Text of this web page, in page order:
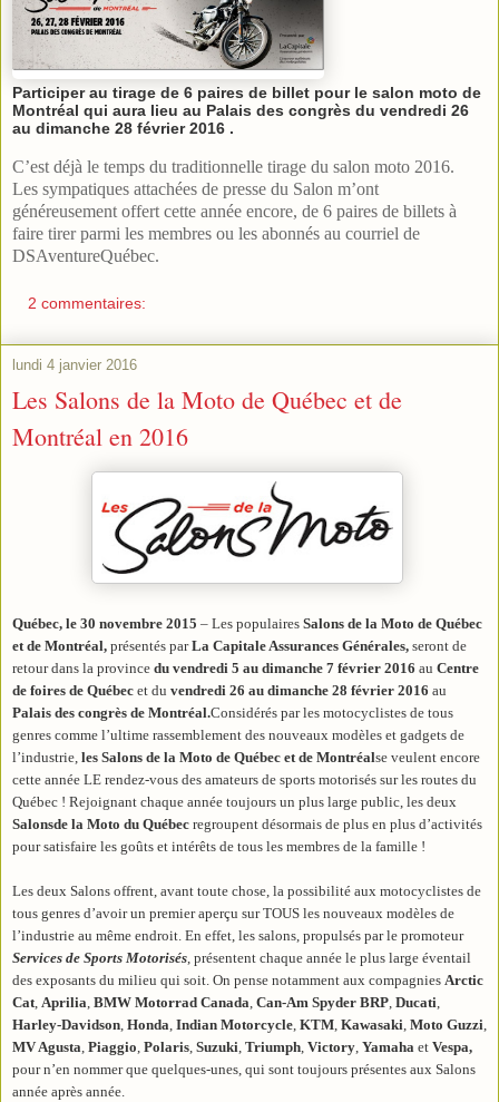
Participer au tirage de 6 paires de billet pour le salon moto de
Montréal qui aura lieu au Palais des congrès du vendredi 26
au dimanche 28 février 2016 .
C’est déjà le temps du traditionnelle tirage du salon moto 2016.
Les sympatiques attachées de presse du Salon m’ont
généreusement offert cette année encore, de 6 paires de billets à
faire tirer parmi les membres ou les abonnés au courriel de
DSAventureQuébec.
2 commentaires:
lundi 4 janvier 2016
Les Salons de la Moto de Québec et de
Montréal en 2016
Québec, le 30 novembre 2015 – Les populaires Salons de la Moto de Québec
et de Montréal, présentés parLa Capitale Assurances Générales, seront de
retour dans la province du vendredi 5 au dimanche 7 février 2016 au Centre
de foires de Québec et du vendredi 26 au dimanche 28 février 2016 au
Palais des congrès de Montréal.Considérés par les motocyclistes de tous
genres comme l’ultime rassemblement des nouveaux modèles et gadgets de
l’industrie, les Salons de la Moto de Québec et de Montréalse veulent encore
cette année LE rendez-vous des amateurs de sports motorisés sur les routes du
Québec ! Rejoignant chaque année toujours un plus large public, les deux
Salonsde la Moto du Québec regroupent désormais de plus en plus d’activités
pour satisfaire les goûts et intérêts de tous les membres de la famille !
Les deux Salons offrent, avant toute chose, la possibilité aux motocyclistes de
tous genres d’avoir un premier aperçu sur TOUS les nouveaux modèles de
l’industrie au même endroit. En effet, les salons, propulsés par le promoteur
Services de Sports Motorisés, présentent chaque année le plus large éventail
des exposants du milieu qui soit. On pense notamment aux compagnies Arctic
Cat, Aprilia, BMW Motorrad Canada, Can-Am Spyder BRP, Ducati,
Harley-Davidson, Honda, Indian Motorcycle, KTM, Kawasaki, Moto Guzzi,
MV Agusta, Piaggio, Polaris, Suzuki, Triumph, Victory, Yamaha et Vespa,
pour n’en nommer que quelques-unes, qui sont toujours présentes aux Salons
année après année.